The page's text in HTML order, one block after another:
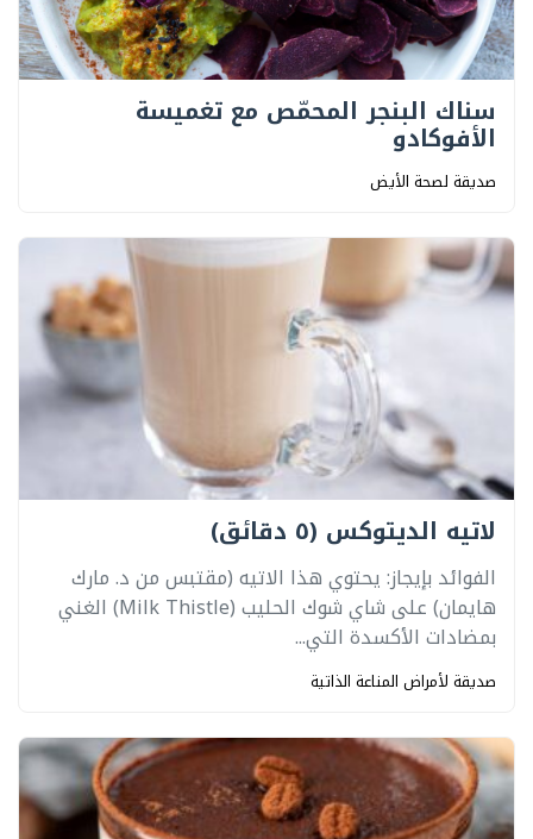
سناك البنجر المحمّص مع تغميسة
الأفوكادو
صديقة لصحة الأيض
لاتيه الديتوكس (٥ دقائق)
الفوائد بإيجاز: يحتوي هذا الاتيه (مقتبس من د. مارك
هايمان) على شاي شوك الحليب (Milk Thistle) الغني
بمضادات الأكسدة التي...
صديقة لأمراض المناعة الذاتية